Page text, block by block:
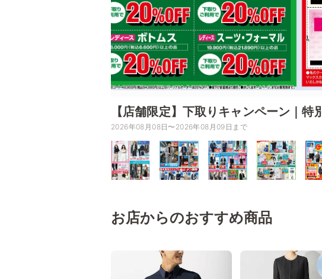
【店舗限定】下取りキャンペーン｜特
2026年08月08日〜2026年08月09日まで
お店からのおすすめ商品